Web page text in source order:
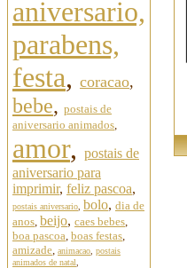
aniversario,
parabens,
festa, coracao,
bebe, postais de
aniversario animados,
amor, postais de
aniversario para
imprimir, feliz pascoa,
postais aniversario bolo, dia de
anos, beijo, caes bebes,
boa pascoa, boas festas,
amizade, animacao postais
animados de natal